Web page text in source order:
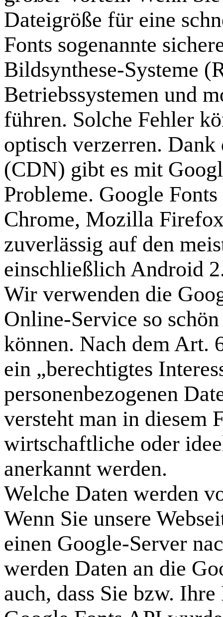
Dateigröße für eine
Fonts sogenannte
Bildsynthese-Systeme
Betriebssystemen und
führen. Solche Fehler
optisch verzerren.
(CDN) gibt es mit
Probleme. Google
Chrome, Mozilla
zuverlässig auf den
einschließlich Android
Wir verwenden die
Online-Service so
können. Nach dem Art.
ein „berechtigtes
personenbezogenen
versteht man in diesem
wirtschaftliche oder
anerkannt werden.
Welche Daten werden
Wenn Sie unsere
einen Google-Server
werden Daten an die
auch, dass Sie bzw.